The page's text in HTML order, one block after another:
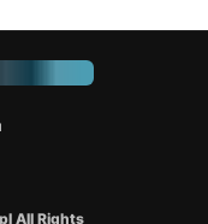
All Rights